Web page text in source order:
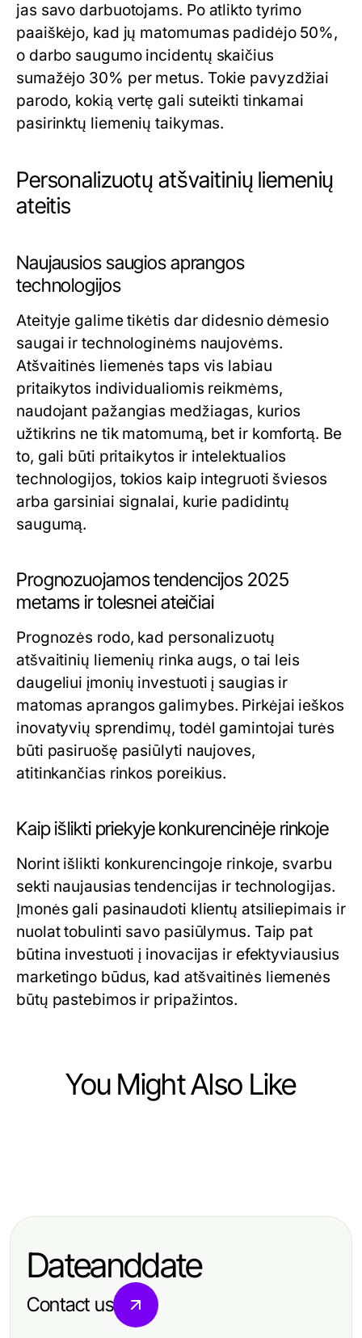
jas savo darbuotojams. Po atlikto tyrimo
paaiškėjo, kad jų matomumas padidėjo 50%,
o darbo saugumo incidentų skaičius
sumažėjo 30% per metus. Tokie pavyzdžiai
parodo, kokią vertę gali suteikti tinkamai
pasirinktų liemenių taikymas.
Personalizuotų atšvaitinių liemenių
ateitis
Naujausios saugios aprangos
technologijos
Ateityje galime tikėtis dar didesnio dėmesio
saugai ir technologinėms naujovėms.
Atšvaitinės liemenės taps vis labiau
pritaikytos individualiomis reikmėms,
naudojant pažangias medžiagas, kurios
užtikrins ne tik matomumą, bet ir komfortą. Be
to, gali būti pritaikytos ir intelektualios
technologijos, tokios kaip integruoti šviesos
arba garsiniai signalai, kurie padidintų
saugumą.
Prognozuojamos tendencijos 2025
metams ir tolesnei ateičiai
Prognozės rodo, kad personalizuotų
atšvaitinių liemenių rinka augs, o tai leis
daugeliui įmonių investuoti į saugias ir
matomas aprangos galimybes. Pirkėjai ieškos
inovatyvių sprendimų, todėl gamintojai turės
būti pasiruošę pasiūlyti naujoves,
atitinkančias rinkos poreikius.
Kaip išlikti priekyje konkurencinėje rinkoje
Norint išlikti konkurencingoje rinkoje, svarbu
sekti naujausias tendencijas ir technologijas.
Įmonės gali pasinaudoti klientų atsiliepimais ir
nuolat tobulinti savo pasiūlymus. Taip pat
būtina investuoti į inovacijas ir efektyviausius
marketingo būdus, kad atšvaitinės liemenės
būtų pastebimos ir pripažintos.
You Might Also Like
Relevant in 2027? Expert Insights
Čo robí personálnu agentúru
konkurenciou?
Dateanddate
Contact us